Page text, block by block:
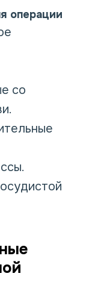
операции
со